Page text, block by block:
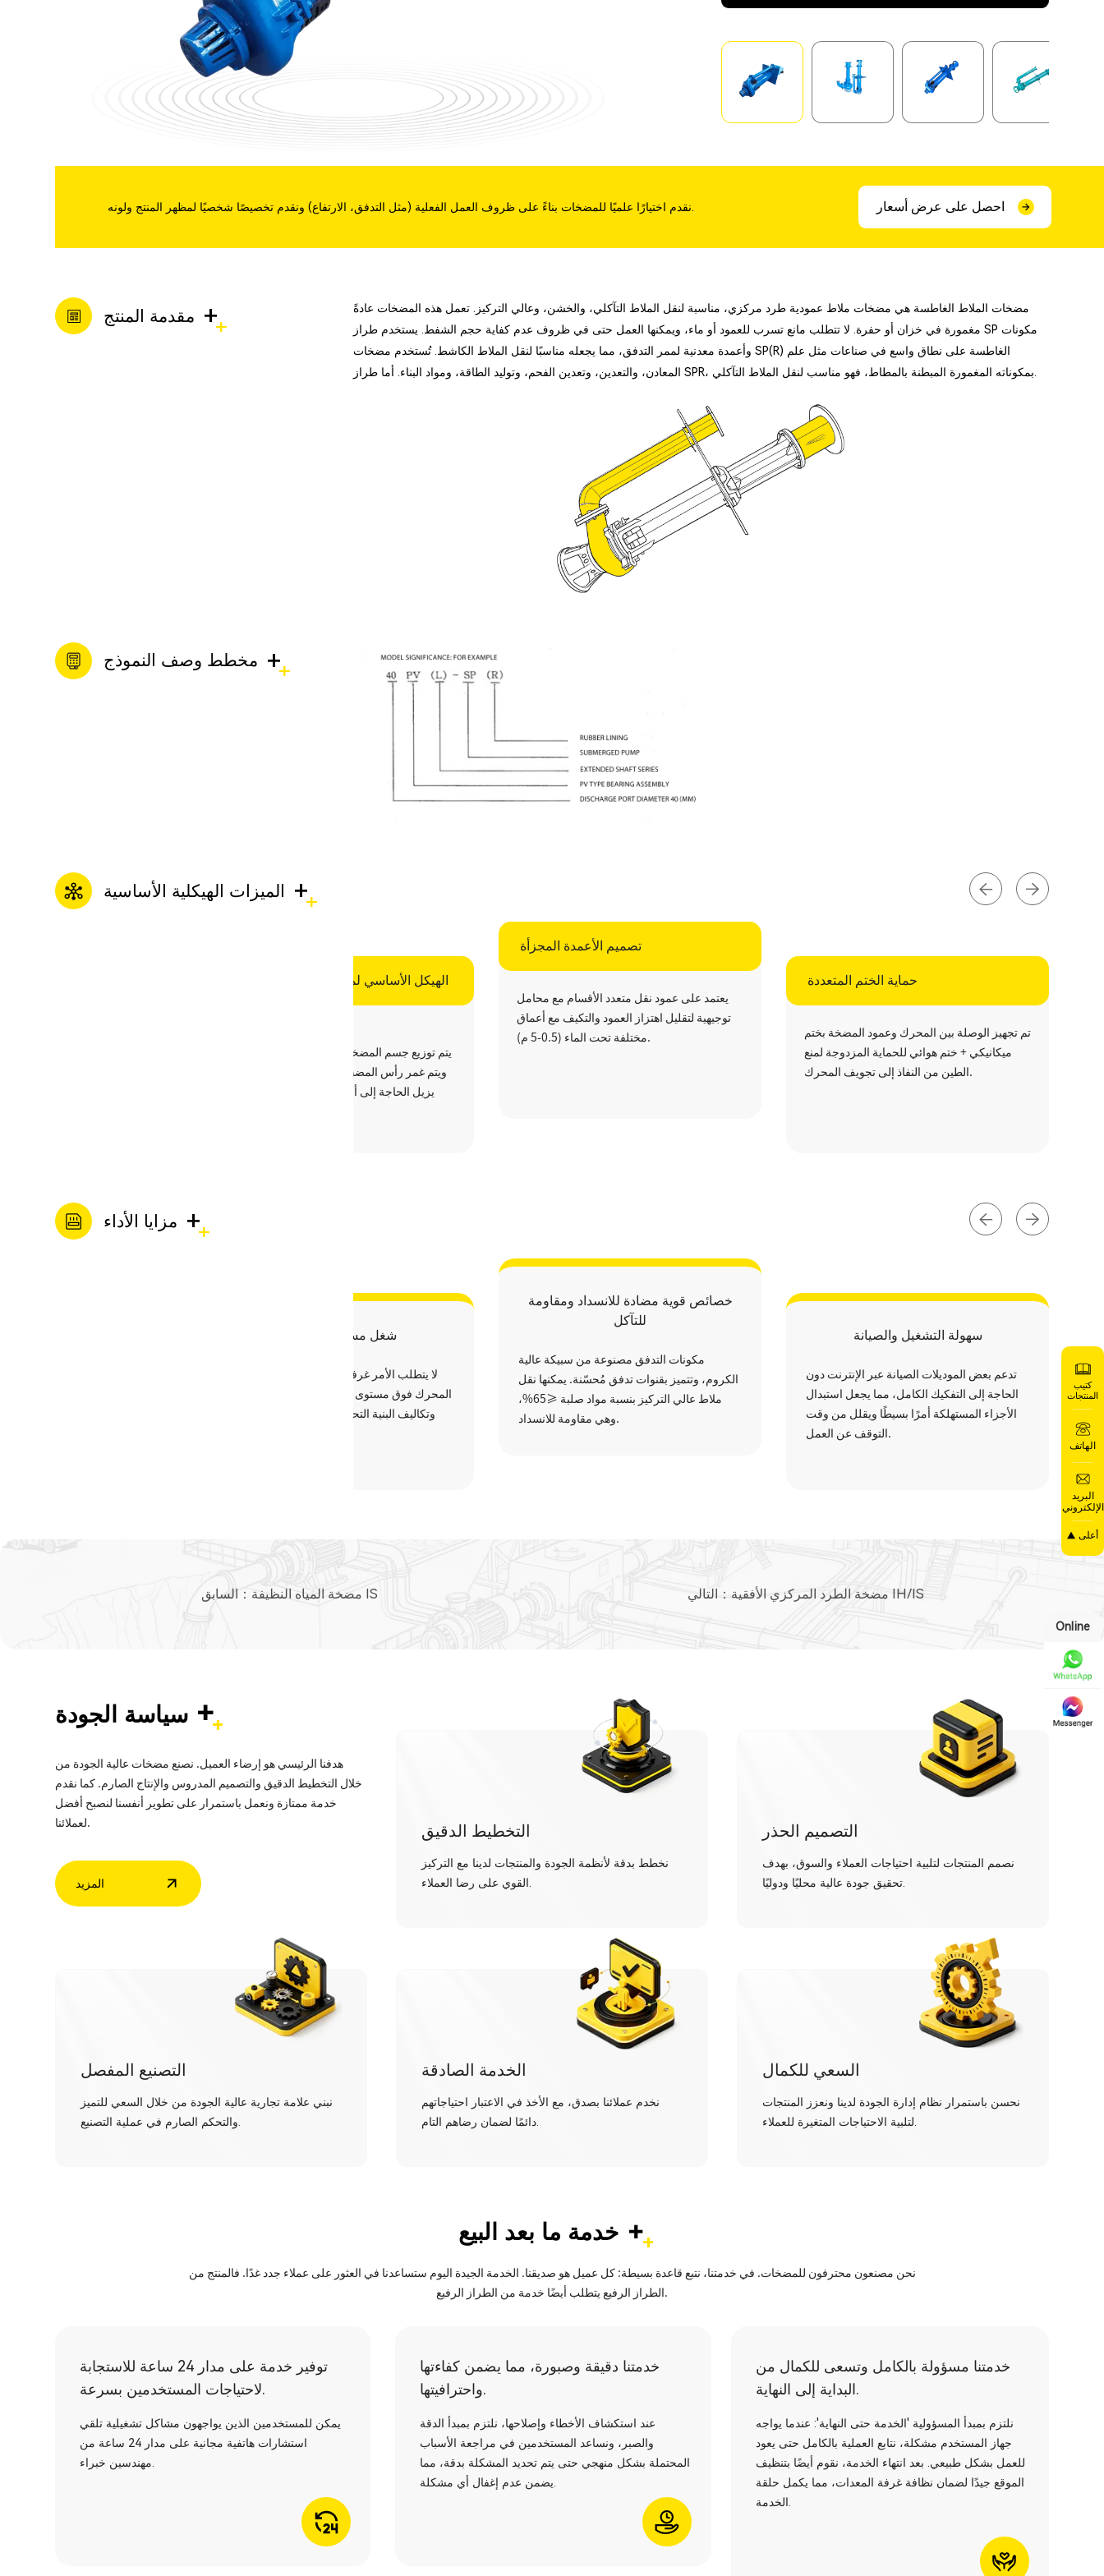
كتيب
المنتجات
الهاتف
البريد
الإلكتروني
أعلى
Online
مضخة شفط مزدوجة
مضخة إزالة الكبريت
الكيميائية IH
نقدم اختيارًا علميًا للمضخات بناءً على ظروف العمل الفعلية (مثل التدفق، الارتفاع) ونقدم تخصيصًا شخصيًا لمظهر المنتج ولونه. احصل على عرض أسعار
مقدمة المنتج +
مضخات الملاط الغاطسة هي مضخات ملاط ​​عمودية طرد مركزي، مناسبة لنقل الملاط التآكلي، والخشن، وعالي التركيز. تعمل هذه المضخات عادةً
مغمورة في خزان أو حفرة. لا تتطلب مانع تسرب للعمود أو ماء، ويمكنها العمل حتى في ظروف عدم كفاية حجم الشفط. يستخدم طراز SP مكونات
وأعمدة معدنية لممر التدفق، مما يجعله مناسبًا لنقل الملاط الكاشط. تُستخدم مضخات SP(R) الغاطسة على نطاق واسع في صناعات مثل علم
المعادن، والتعدين، وتعدين الفحم، وتوليد الطاقة، ومواد البناء. أما طراز SPR، بمكوناته المغمورة المبطنة بالمطاط، فهو مناسب لنقل الملاط التآكلي.
مخطط وصف النموذج +
الميزات الهيكلية الأساسية +
الهيكل الأساسي لمضخة الملاط الغاطسة
يتم توزيع جسم المضخة والمحرك بشكل عمودي،
ويتم غمر رأس المضخة مباشرة في الملاط، مما
يزيل الحاجة إلى أجهزة تحويل المياه الإضافية
يعتمد على عمود نقل متعدد الأقسام مع محامل
توجيهية لتقليل اهتزاز العمود والتكيف مع أعماق
مختلفة تحت الماء (0.5-5 م).
حماية الختم المتعددة
تم تجهيز الوصلة بين المحرك وعمود المضخة بختم
ميكانيكي + ختم هوائي للحماية المزدوجة لمنع
الطين من النفاذ إلى تجويف المحرك.
مزايا الأداء +
شغل مساحة صغيرة
لا يتطلب الأمر غرفة مضخة أرضية، ويتم وضع
المحرك فوق مستوى السائل، مما يوفر المساحة
وتكاليف البنية التحتية ويتكيف مع بيئات العمل
خصائص قوية مضادة للانسداد ومقاومة
للتآكل
مكونات التدفق مصنوعة من سبيكة عالية
الكروم، وتتميز بقنوات تدفق مُحسّنة. يمكنها نقل
ملاط ​​عالي التركيز بنسبة مواد صلبة ≤65%،
وهي مقاومة للانسداد.
سهولة التشغيل والصيانة
تدعم بعض الموديلات الصيانة عبر الإنترنت دون
الحاجة إلى التفكيك الكامل، مما يجعل استبدال
الأجزاء المستهلكة أمرًا بسيطًا ويقلل من وقت
التوقف عن العمل.
السابق： مضخة المياه النظيفة IS التالي： مضخة الطرد المركزي الأفقية IH/IS
سياسة الجودة +
هدفنا الرئيسي هو إرضاء العميل. نصنع مضخات عالية الجودة من
خلال التخطيط الدقيق والتصميم المدروس والإنتاج الصارم. كما نقدم
خدمة ممتازة ونعمل باستمرار على تطوير أنفسنا لنصبح أفضل
لعملائنا.
المزيد
التخطيط الدقيق
نخطط بدقة لأنظمة الجودة والمنتجات لدينا مع التركيز
القوي على رضا العملاء.
التصميم الحذر
نصمم المنتجات لتلبية احتياجات العملاء والسوق، بهدف
تحقيق جودة عالية محليًا ودوليًا.
التصنيع المفصل
نبني علامة تجارية عالية الجودة من خلال السعي للتميز
والتحكم الصارم في عملية التصنيع.
الخدمة الصادقة
نخدم عملائنا بصدق، مع الأخذ في الاعتبار احتياجاتهم
دائمًا لضمان رضاهم التام.
السعي للكمال
نحسن باستمرار نظام إدارة الجودة لدينا ونعزز المنتجات
لتلبية الاحتياجات المتغيرة للعملاء.
خدمة ما بعد البيع +
نحن مصنعون محترفون للمضخات. في خدمتنا، نتبع قاعدة بسيطة: كل عميل هو صديقنا. الخدمة الجيدة اليوم ستساعدنا في العثور على عملاء جدد غدًا. فالمنتج من
الطراز الرفيع يتطلب أيضًا خدمة من الطراز الرفيع.
توفير خدمة على مدار 24 ساعة للاستجابة
لاحتياجات المستخدمين بسرعة.
يمكن للمستخدمين الذين يواجهون مشاكل تشغيلية تلقي
استشارات هاتفية مجانية على مدار 24 ساعة من
مهندسين خبراء.
خدمتنا دقيقة وصبورة، مما يضمن كفاءتها
واحترافيتها.
عند استكشاف الأخطاء وإصلاحها، نلتزم بمبدأ الدقة
والصبر، ونساعد المستخدمين في مراجعة الأسباب
المحتملة بشكل منهجي حتى يتم تحديد المشكلة بدقة، مما
يضمن عدم إغفال أي مشكلة.
خدمتنا مسؤولة بالكامل وتسعى للكمال من
البداية إلى النهاية.
نلتزم بمبدأ المسؤولية 'الخدمة حتى النهاية': عندما يواجه
جهاز المستخدم مشكلة، نتابع العملية بالكامل حتى يعود
للعمل بشكل طبيعي. بعد انتهاء الخدمة، نقوم أيضًا بتنظيف
الموقع جيدًا لضمان نظافة غرفة المعدات، مما يكمل حلقة
الخدمة.